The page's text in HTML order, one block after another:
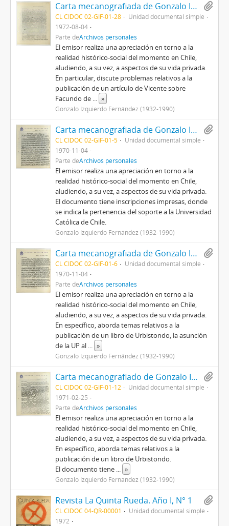
Carta mecanografiada de Gonzalo Izquierdo a Vicente Urbistondo con motivo de entregar un análisis de la situación social, histórica y política en Chile
CL CIDOC 02-GIF-01-28
Unidad documental simple
1972-08-04
Parte deArchivos personales
El emisor realiza una apreciación en torno a la
realidad histórico-social del momento en Chile,
aludiendo, a su vez, a aspectos de su vida privada.
En particular, discute problemas relativos a la
publicación de un artículo de Vicente sobre
Facundo de ... »
Gonzalo Izquierdo Fernández (1932-1990)
Carta mecanografiada de Gonzalo Izquierdo a Vicente Urbistondo con motivo de entregar un análisis de la situación social, histórica y política en Chile
CL CIDOC 02-GIF-01-5
Unidad documental simple
1970-11-04
Parte deArchivos personales
El emisor realiza una apreciación en torno a la
realidad histórico-social del momento en Chile,
aludiendo, a su vez, a aspectos de su vida privada.
El documento tiene inscripciones impresas, donde
se indica la pertenencia del soporte a la Universidad
Católica de Chile.
Gonzalo Izquierdo Fernández (1932-1990)
Carta mecanografiada de Gonzalo Izquierdo a Vicente Urbistondo con motivo de entregar un análisis de la situación social, histórica y política en Chile
CL CIDOC 02-GIF-01-6
Unidad documental simple
1970-11-04
Parte deArchivos personales
El emisor realiza una apreciación en torno a la
realidad histórico-social del momento en Chile,
aludiendo, a su vez, a aspectos de su vida privada.
En específico, aborda temas relativos a la
publicación de un libro de Urbistondo, la asunción
de la UP al ... »
Gonzalo Izquierdo Fernández (1932-1990)
Carta mecanografiado de Gonzalo Izquierdo a Vicente Urbistondo con motivo de entregar un análisis de la situación social, histórica y política en Chile
CL CIDOC 02-GIF-01-12
Unidad documental simple
1971-02-25
Parte deArchivos personales
El emisor realiza una apreciación en torno a la
realidad histórico-social del momento en Chile,
aludiendo, a su vez, a aspectos de su vida privada.
En específico, aborda temas relativos a la
publicación de un libro de Urbistondo.
El documento tiene ... »
Gonzalo Izquierdo Fernández (1932-1990)
Revista La Quinta Rueda. Año I, N° 1
CL CIDOC 04-QR-00001
Unidad documental simple
1972